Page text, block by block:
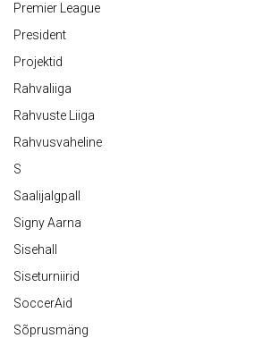
Premier League
President
Projektid
Rahvaliiga
Rahvuste Liiga
Rahvusvaheline
S
Saalijalgpall
Signy Aarna
Sisehall
Siseturniirid
SoccerAid
Sõprusmäng